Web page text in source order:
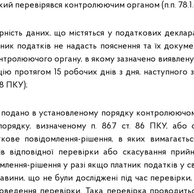
перевірявся контролюючим органом (п.п.
даних, що містяться у податкових
податків не надасть пояснення та їх
органу, в якому зазначено виявлену
протягом 15 робочих днів з дня,
ПКУ);
подано в установленому порядку
визначеному п. 86.7 ст. 86 ПКУ, або
повідомлення-рішення, в яких
відповідної перевірки або скасування
рішення у разі якщо платник податків у
що не були досліджені під час перевірки,
перевірки. Така перевірка